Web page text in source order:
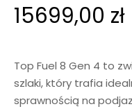
15699,00 zł
Top Fuel 8 Gen 4 to
szlaki, który trafia
sprawnością na